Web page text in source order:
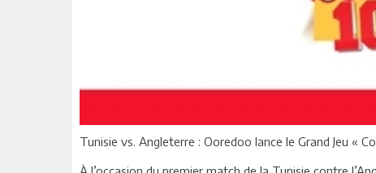
Tunisie vs. Angleterre : Ooredoo lance le Grand Jeu «